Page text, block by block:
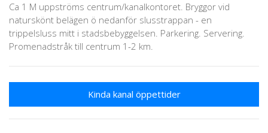
Ca 1 M uppströms centrum/kanalkontoret. Bryggor vid
naturskönt belägen ö nedanför slusstrappan - en
trippelsluss mitt i stadsbebyggelsen. Parkering. Servering.
Promenadstråk till centrum 1-2 km.
Kinda kanal öppettider